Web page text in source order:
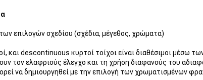
επιλογών σχεδίου (σχέδια, μέγεθος, χρώματα)
και descontinuous κυρτοί τοίχοι είναι διαθέσιμοι μέσω
τον ελαφριούς έλεγχο και τη χρήση διαφανούς του
να δημιουργηθεί με την επιλογή των χρωματισμένων